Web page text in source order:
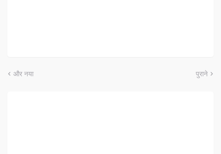
और नया पुराने